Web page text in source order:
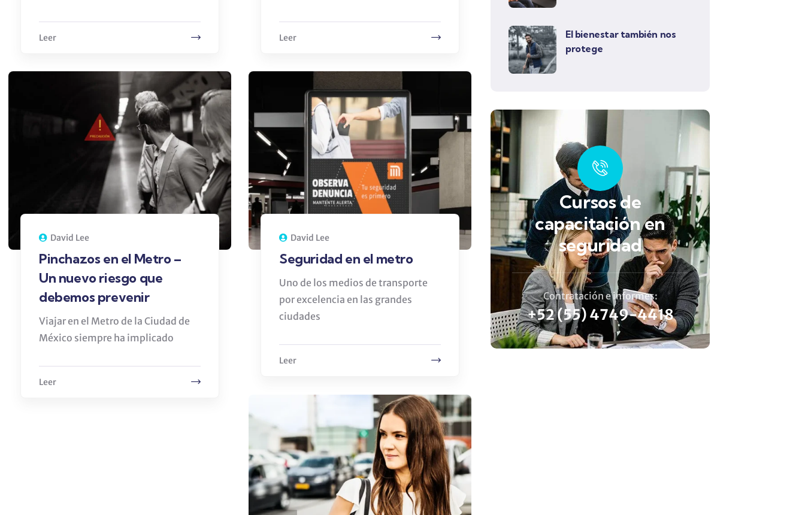
Leer Leer
David Lee
Pinchazos en el Metro –
Un nuevo riesgo que
debemos prevenir
Viajar en el Metro de la Ciudad de
México siempre ha implicado
Leer
David Lee
Seguridad en el metro
Uno de los medios de transporte
por excelencia en las grandes
ciudades
Leer
El bienestar también nos
protege
Cursos de
capacitación en
seguridad
Contratación e informes:
+52 (55) 4749-4418